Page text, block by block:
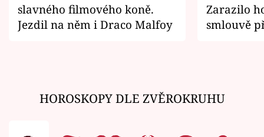
slavného filmového koně.
Jezdil na něm i Draco Malfoy
Zarazilo
smlouvě
HOROSKOPY DLE ZVĚROKRUHU